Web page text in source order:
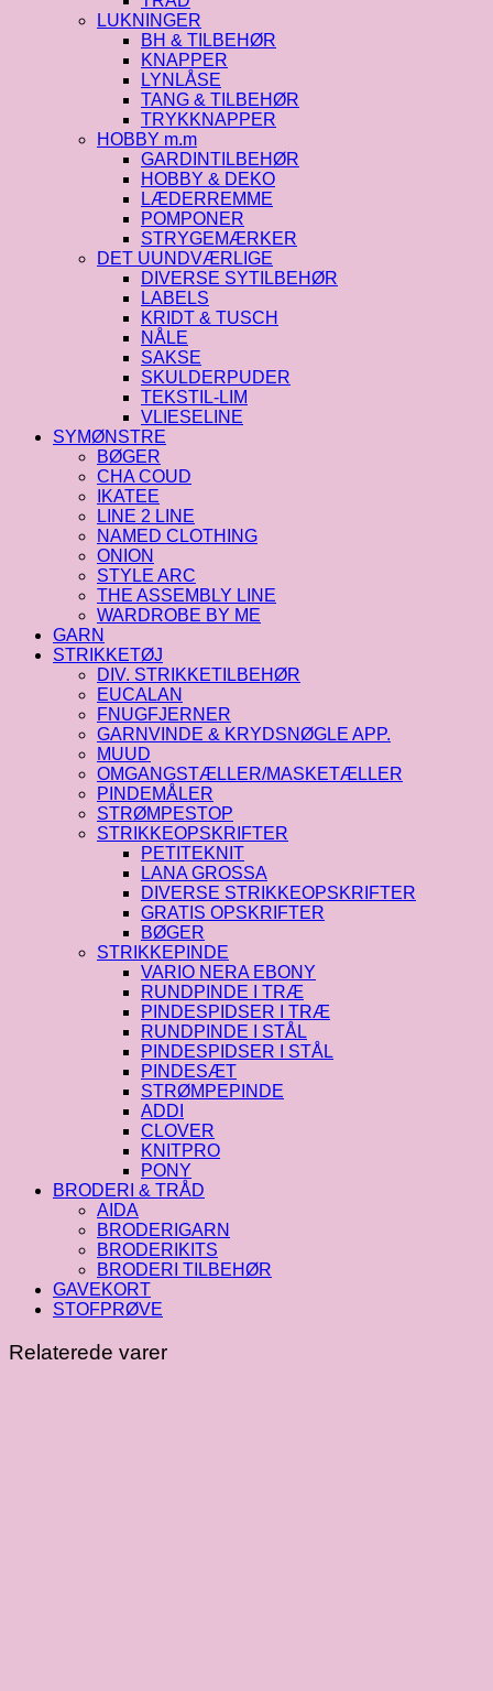
LUKNINGER
BH & TILBEHØR
KNAPPER
LYNLÅSE
TANG & TILBEHØR
TRYKKNAPPER
HOBBY m.m
GARDINTILBEHØR
HOBBY & DEKO
LÆDERREMME
POMPONER
STRYGEMÆRKER
DET UUNDVÆRLIGE
DIVERSE SYTILBEHØR
LABELS
KRIDT & TUSCH
NÅLE
SAKSE
SKULDERPUDER
TEKSTIL-LIM
VLIESELINE
SYMØNSTRE
BØGER
CHA COUD
IKATEE
LINE 2 LINE
NAMED CLOTHING
ONION
STYLE ARC
THE ASSEMBLY LINE
WARDROBE BY ME
GARN
STRIKKETØJ
DIV. STRIKKETILBEHØR
EUCALAN
FNUGFJERNER
GARNVINDE & KRYDSNØGLE APP.
MUUD
OMGANGSTÆLLER/MASKETÆLLER
PINDEMÅLER
STRØMPESTOP
STRIKKEOPSKRIFTER
PETITEKNIT
LANA GROSSA
DIVERSE STRIKKEOPSKRIFTER
GRATIS OPSKRIFTER
BØGER
STRIKKEPINDE
VARIO NERA EBONY
RUNDPINDE I TRÆ
PINDESPIDSER I TRÆ
RUNDPINDE I STÅL
PINDESPIDSER I STÅL
PINDESÆT
STRØMPEPINDE
ADDI
CLOVER
KNITPRO
PONY
BRODERI & TRÅD
AIDA
BRODERIGARN
BRODERIKITS
BRODERI TILBEHØR
GAVEKORT
STOFPRØVE
Relaterede varer